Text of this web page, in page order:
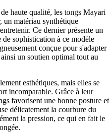
haute qualité, les tongs Mayari
un matériau synthétique
Ce dernier présente un
sophistication à ce modèle
conçue pour s'adapter
un soutien optimal tout au
esthétiques, mais elles se
incomparable. Grâce à leur
favorisent une bonne posture et
délicatement la courbure du
la pression, ce qui en fait le